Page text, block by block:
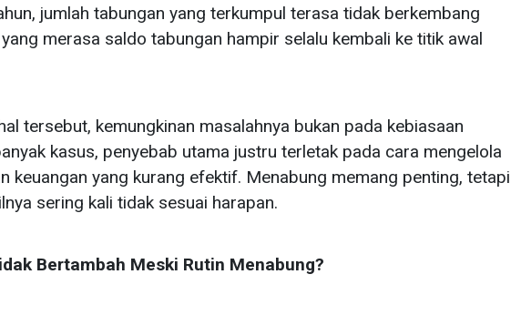
jumlah tabungan yang terkumpul terasa tidak berkembang
merasa saldo tabungan hampir selalu kembali ke titik awal
tersebut, kemungkinan masalahnya bukan pada kebiasaan
kasus, penyebab utama justru terletak pada cara mengelola
keuangan yang kurang efektif. Menabung memang penting, tetapi
sering kali tidak sesuai harapan.
Bertambah Meski Rutin Menabung?